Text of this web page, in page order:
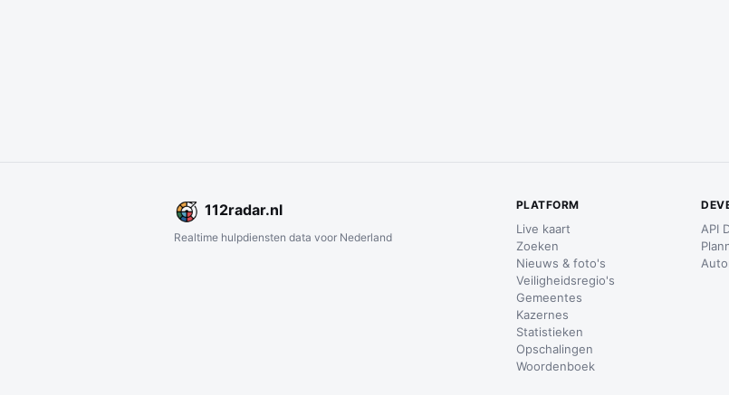
112radar.nl
Realtime hulpdiensten data voor Nederland
PLATFORM
Live kaart
Zoeken
Nieuws & foto's
Veiligheidsregio's
Gemeentes
Kazernes
Statistieken
Opschalingen
Woordenboek
API